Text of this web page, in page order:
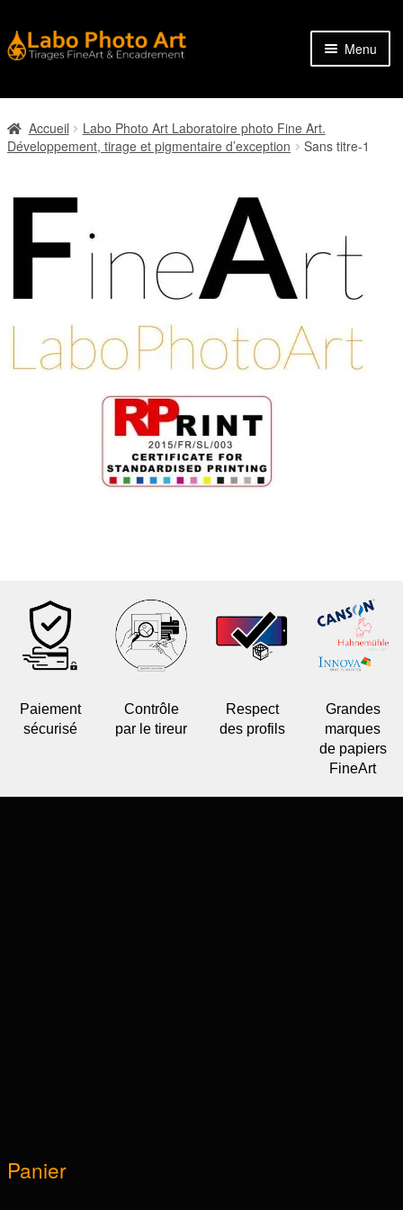
Aller
à
navigation
Aller
au
Menu
Accessoires et finitions
Accueil
Labo Photo Art Laboratoire photo Fine Art.
Développement, tirage et pigmentaire d’exception
Sans titre-1
Paiement
sécurisé
Contrôle
par le tireur
Respect
des profils
Grandes
marques
de papiers
FineArt
Panier